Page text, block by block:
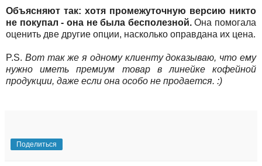
Объясняют так: хотя промежуточную версию никто
не покупал - она не была бесполезной.Она помогала
оценить две другие опции, насколько оправдана их цена.
P.S. Вот так же я одному клиенту доказываю, что ему
нужно иметь премиум товар в линейке кофейной
продукции, даже если она особо не продается. :)
Поделиться